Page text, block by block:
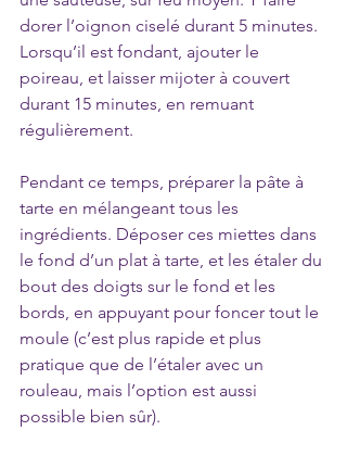
dorer l’oignon ciselé durant 5 minutes.
Lorsqu’il est fondant, ajouter le
poireau, et laisser mijoter à couvert
durant 15 minutes, en remuant
régulièrement.
Pendant ce temps, préparer la pâte à
tarte en mélangeant tous les
ingrédients. Déposer ces miettes dans
le fond d’un plat à tarte, et les étaler du
bout des doigts sur le fond et les
bords, en appuyant pour foncer tout le
moule (c’est plus rapide et plus
pratique que de l’étaler avec un
rouleau, mais l’option est aussi
possible bien sûr).